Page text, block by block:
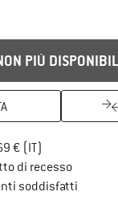
PIÙ
€ (IT)
di recessoVai alla
soddisfatti